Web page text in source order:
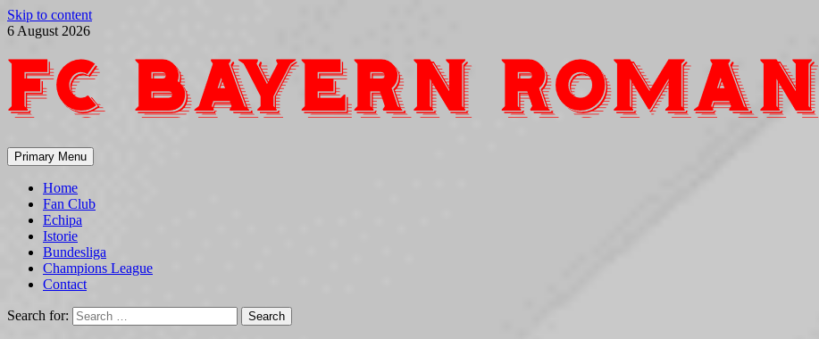
Skip to content
6 August 2026
Primary Menu
Home
Fan Club
Echipa
Istorie
Bundesliga
Champions League
Contact
Search for: